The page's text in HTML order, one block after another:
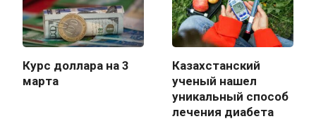
Курс доллара на 3
марта
Казахстанский
ученый нашел
уникальный способ
лечения диабета